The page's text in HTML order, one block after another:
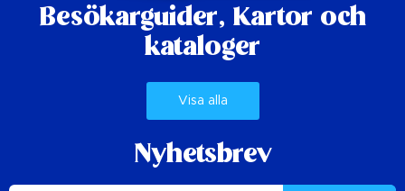
Besökarguider, Kartor och
kataloger
Visa alla
Nyhetsbrev